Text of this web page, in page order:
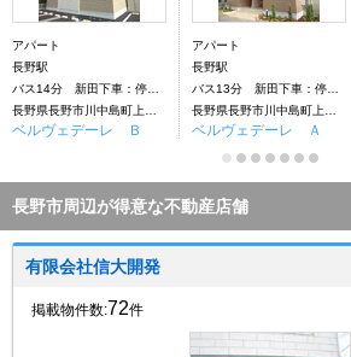
アパート
長野駅
バス14分 新田下車：停歩3分
ベルヴェデーレ Ｂ
アパート
長野駅
バス13分 新田下車：停歩3分
ベルヴェデーレ Ａ
長野市周辺が得意な不動産店舗
有限会社信大開発
掲載物件数:72件